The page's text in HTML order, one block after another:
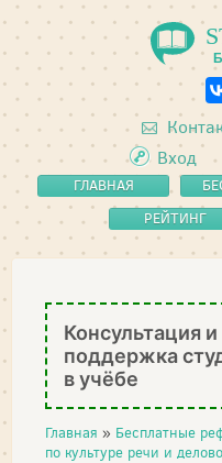
Вход
ГЛАВНАЯ
РЕЙТИНГ
Консультация и
поддержка
в учёбе
Главная » Бесплатные
по культуре речи и